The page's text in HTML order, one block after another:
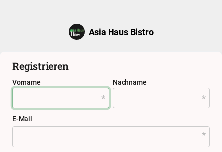
Asia Haus Bistro
Registrieren
Vorname Nachname
E-Mail